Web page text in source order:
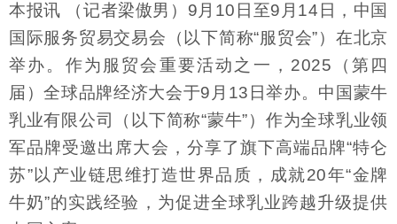
本报讯 （记者梁傲男）9月10日至9月14日，中国
国际服务贸易交易会（以下简称“服贸会”）在北京
举办。作为服贸会重要活动之一，2025（第四
届）全球品牌经济大会于9月13日举办。中国蒙牛
乳业有限公司（以下简称“蒙牛”）作为全球乳业领
军品牌受邀出席大会，分享了旗下高端品牌“特仑
苏”以产业链思维打造世界品质，成就20年“金牌
牛奶”的实践经验，为促进全球乳业跨越升级提供